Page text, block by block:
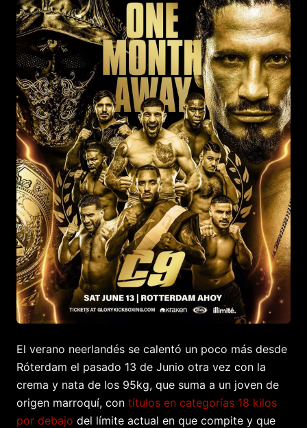
El verano neerlandés se calentó un poco más desde
Róterdam el pasado 13 de Junio otra vez con la
crema y nata de los 95kg, que suma a un joven de
origen marroquí, con títulos en categorías 18 kilos
por debajo del límite actual en que compite y que